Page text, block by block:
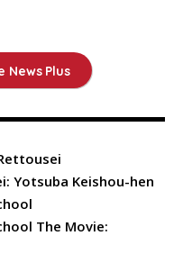
News Plus
Yotsuba Keishou-hen
The Movie: